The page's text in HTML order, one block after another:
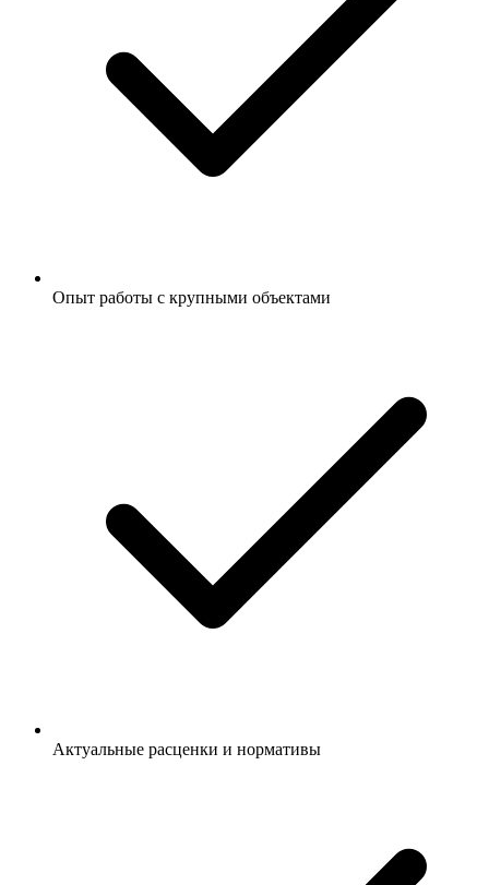
Опыт работы с крупными объектами
Актуальные расценки и нормативы